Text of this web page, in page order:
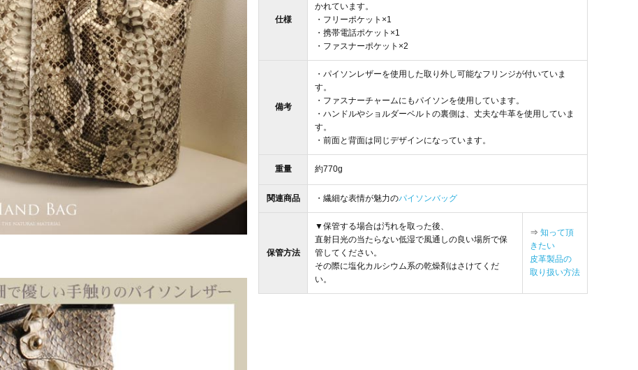
仕様
かれています。
・フリーポケット×1
・携帯電話ポケット×1
・ファスナーポケット×2
備考
・パイソンレザーを使用した取り外し可能なフリンジが付いていま
す。
・ファスナーチャームにもパイソンを使用しています。
・ハンドルやショルダーベルトの裏側は、丈夫な牛革を使用していま
す。
・前面と背面は同じデザインになっています。
重量 約770g
関連商品 ・繊細な表情が魅力のパイソンバッグ
保管方法
▼保管する場合は汚れを取った後、
直射日光の当たらない低湿で風通しの良い場所で保
管してください。
その際に塩化カルシウム系の乾燥剤はさけてくだ
い。
⇒ 知って頂
きたい
皮革製品の
取り扱い方法